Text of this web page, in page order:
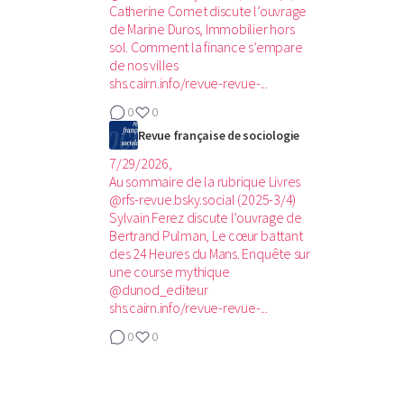
Catherine Comet discute l’ouvrage
de Marine Duros, Immobilier hors
sol. Comment la finance s’empare
de nos villes
shs.cairn.info/revue-revue-...
0
0
Revue française de sociologie
7/29/2026,
Au sommaire de la rubrique Livres
@rfs-revue.bsky.social (2025-3/4)‬
Sylvain Ferez discute l’ouvrage de
Bertrand Pulman, Le cœur battant
des 24 Heures du Mans. Enquête sur
une course mythique
@dunod_editeur
shs.cairn.info/revue-revue-...
0 0